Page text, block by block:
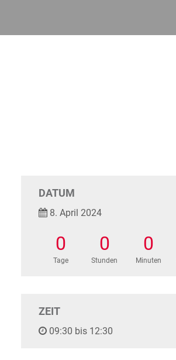
DATUM
8. April 2024
0
Tage
0
Stunden
0
Minuten
ZEIT
09:30 bis 12:30